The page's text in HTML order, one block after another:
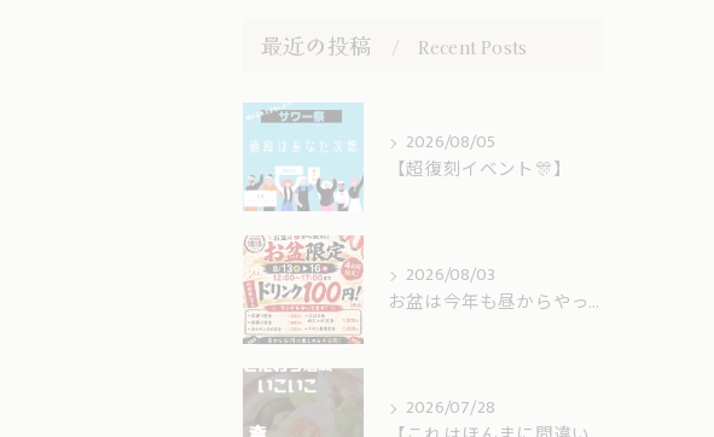
最近の投稿 Recent Posts
2026/08/05
【超復刻イベント🎊】
2026/08/03
お盆は今年も昼からやってます！！！！
2026/07/28